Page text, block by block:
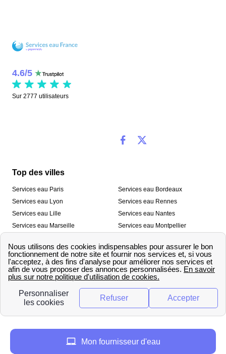
4.6/5
Sur 2777 utilisateurs
Top des villes
Services eau Paris
Services eau Lyon
Services eau Lille
Services eau Marseille
Services eau Toulon
Services eau Bordeaux
Services eau Rennes
Services eau Nantes
Services eau Montpellier
Services eau Strasbourg
Nos outils
🛁 Simulateur consommation eau
💧 Comparer les fournisseurs
d’eau
Qui sommes-nous ?
Mon fournisseur d'eau